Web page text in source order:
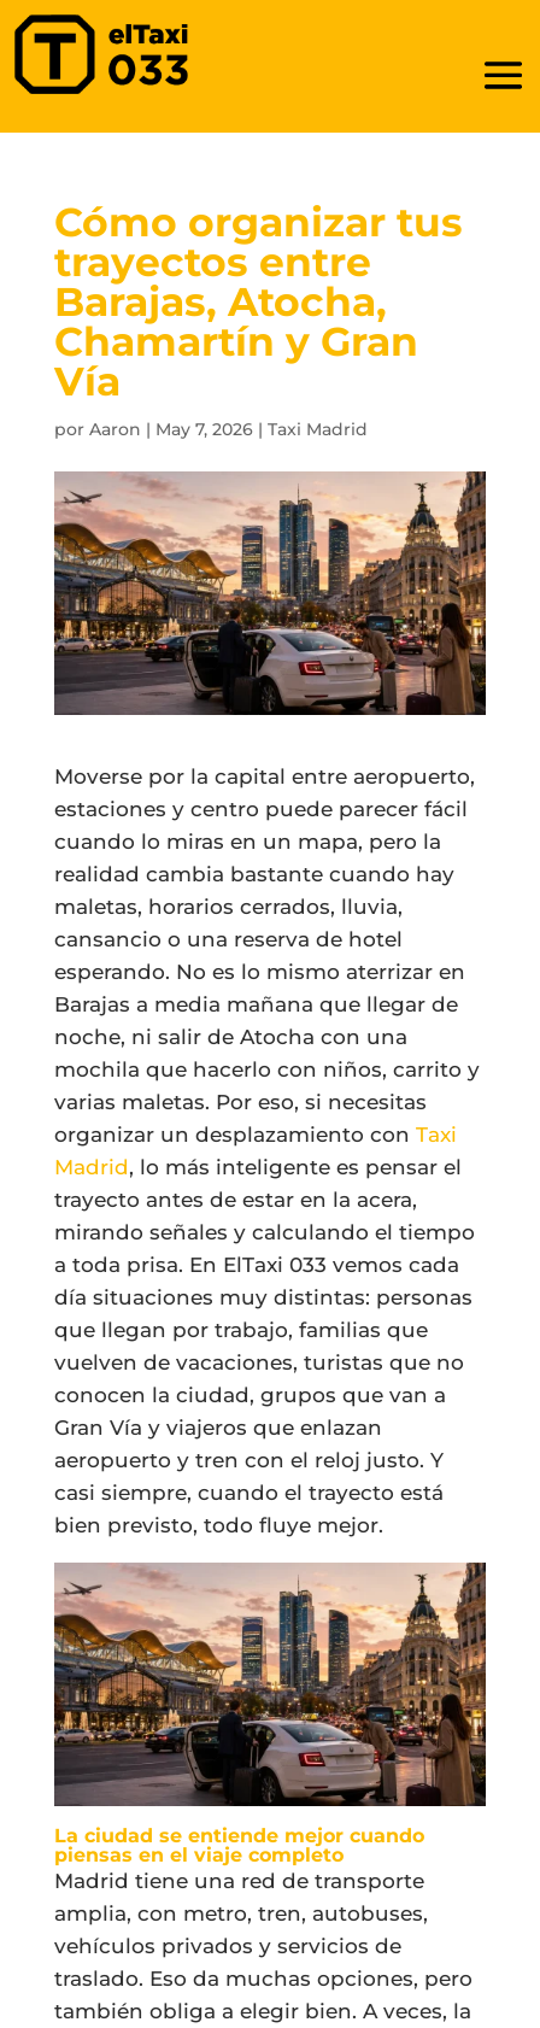
Cómo organizar tus
trayectos entre
Barajas, Atocha,
Chamartín y Gran
Vía
por Aaron | May 7, 2026| Taxi Madrid
Moverse por la capital entre aeropuerto,
estaciones y centro puede parecer fácil
cuando lo miras en un mapa, pero la
realidad cambia bastante cuando hay
maletas, horarios cerrados, lluvia,
cansancio o una reserva de hotel
esperando. No es lo mismo aterrizar en
Barajas a media mañana que llegar de
noche, ni salir de Atocha con una
mochila que hacerlo con niños, carrito y
varias maletas. Por eso, si necesitas
organizar un desplazamiento con Taxi
Madrid, lo más inteligente es pensar el
trayecto antes de estar en la acera,
mirando señales y calculando el tiempo
a toda prisa. En ElTaxi 033 vemos cada
día situaciones muy distintas: personas
que llegan por trabajo, familias que
vuelven de vacaciones, turistas que no
conocen la ciudad, grupos que van a
Gran Vía y viajeros que enlazan
aeropuerto y tren con el reloj justo. Y
casi siempre, cuando el trayecto está
bien previsto, todo fluye mejor.
La ciudad se entiende mejor cuando
piensas en el viaje completo
Madrid tiene una red de transporte
amplia, con metro, tren, autobuses,
vehículos privados y servicios de
traslado. Eso da muchas opciones, pero
también obliga a elegir bien. A veces, la